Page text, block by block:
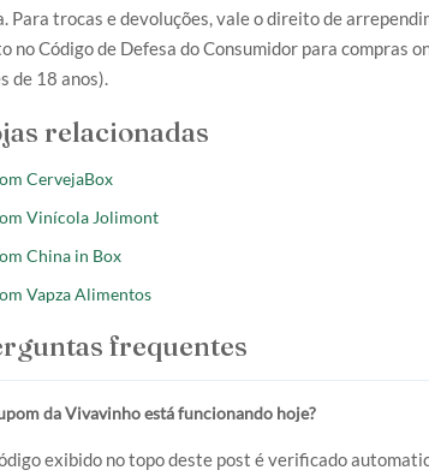
Para trocas e devoluções, vale o direito de
no Código de Defesa do Consumidor para compras
de 18 anos).
relacionadas
CervejaBox
Vinícola Jolimont
China in Box
Vapza Alimentos
frequentes
da Vivavinho está funcionando hoje?
exibido no topo deste post é verificado